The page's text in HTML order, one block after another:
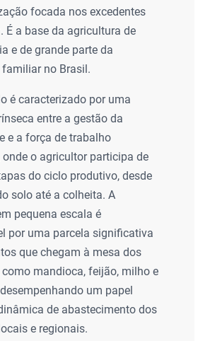
focada nos excedentes
É a base da agricultura de
e de grande parte da
no Brasil.
é caracterizado por uma
entre a gestão da
e a força de trabalho
o agricultor participa de
do ciclo produtivo, desde
solo até a colheita. A
pequena escala é
por uma parcela significativa
que chegam à mesa dos
como mandioca, feijão, milho e
um papel
de abastecimento dos
e regionais.